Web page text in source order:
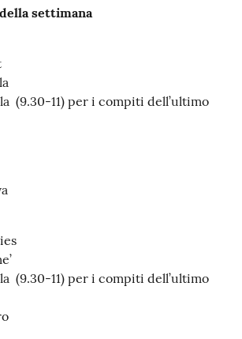
settimana
(9.30-11) per i compiti dell’ultimo
(9.30-11) per i compiti dell’ultimo